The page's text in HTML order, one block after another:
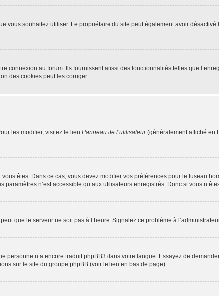
vous souhaitez utiliser. Le propriétaire du site peut également avoir
connexion au forum. Ils fournissent aussi des fonctionnalités telles que
des cookies peut les corriger.
les modifier, visitez le lien Panneau de l’utilisateur(généralement affiché en
êtes. Dans ce cas, vous devez modifier vos préférences pour le fuseau
n’est accessible qu’aux utilisateurs enregistrés. Donc si vous
que le serveur ne soit pas à l’heure. Signalez ce problème à
n’a encore traduit phpBB3 dans votre langue. Essayez de
sur le site du groupe phpBB (voir le lien en bas de page).